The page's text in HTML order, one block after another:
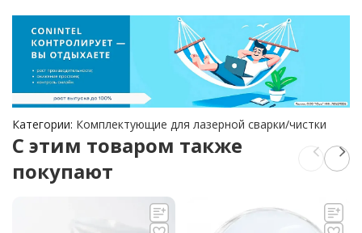
Категории: Комплектующие для лазерной сварки/чистки
C этим товаром также
покупают